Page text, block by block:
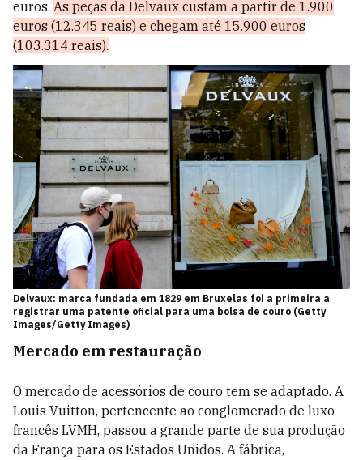
euros. As peças da Delvaux custam a partir de 1.900
euros (12.345 reais) e chegam até 15.900 euros
(103.314 reais).
Delvaux: marca fundada em 1829 em Bruxelas foi a primeira a
registrar uma patente oficial para uma bolsa de couro (Getty
Images/Getty Images)
Mercado em restauração
O mercado de acessórios de couro tem se adaptado. A
Louis Vuitton, pertencente ao conglomerado de luxo
francês LVMH, passou a grande parte de sua produção
da França para os Estados Unidos. A fábrica,